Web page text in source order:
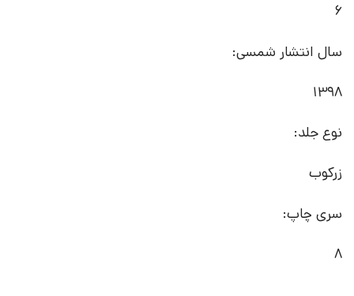
6
سال انتشار شمسی:
1398
نوع جلد:
زرکوب
سری چاپ:
8